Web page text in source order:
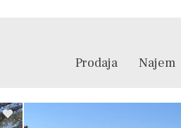
Prodaja Najem